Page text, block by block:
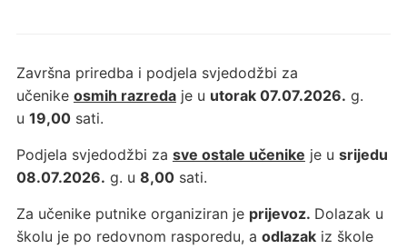
Završna priredba i podjela svjedodžbi za
učenike osmih razredaje u utorak 07.07.2026. g.
u 19,00sati.
Podjela svjedodžbi za sve ostale učenike je u srijedu
08.07.2026. g. u 8,00sati.
Za učenike putnike organiziran je prijevoz. Dolazak u
školu je po redovnom rasporedu, a odlazakiz škole